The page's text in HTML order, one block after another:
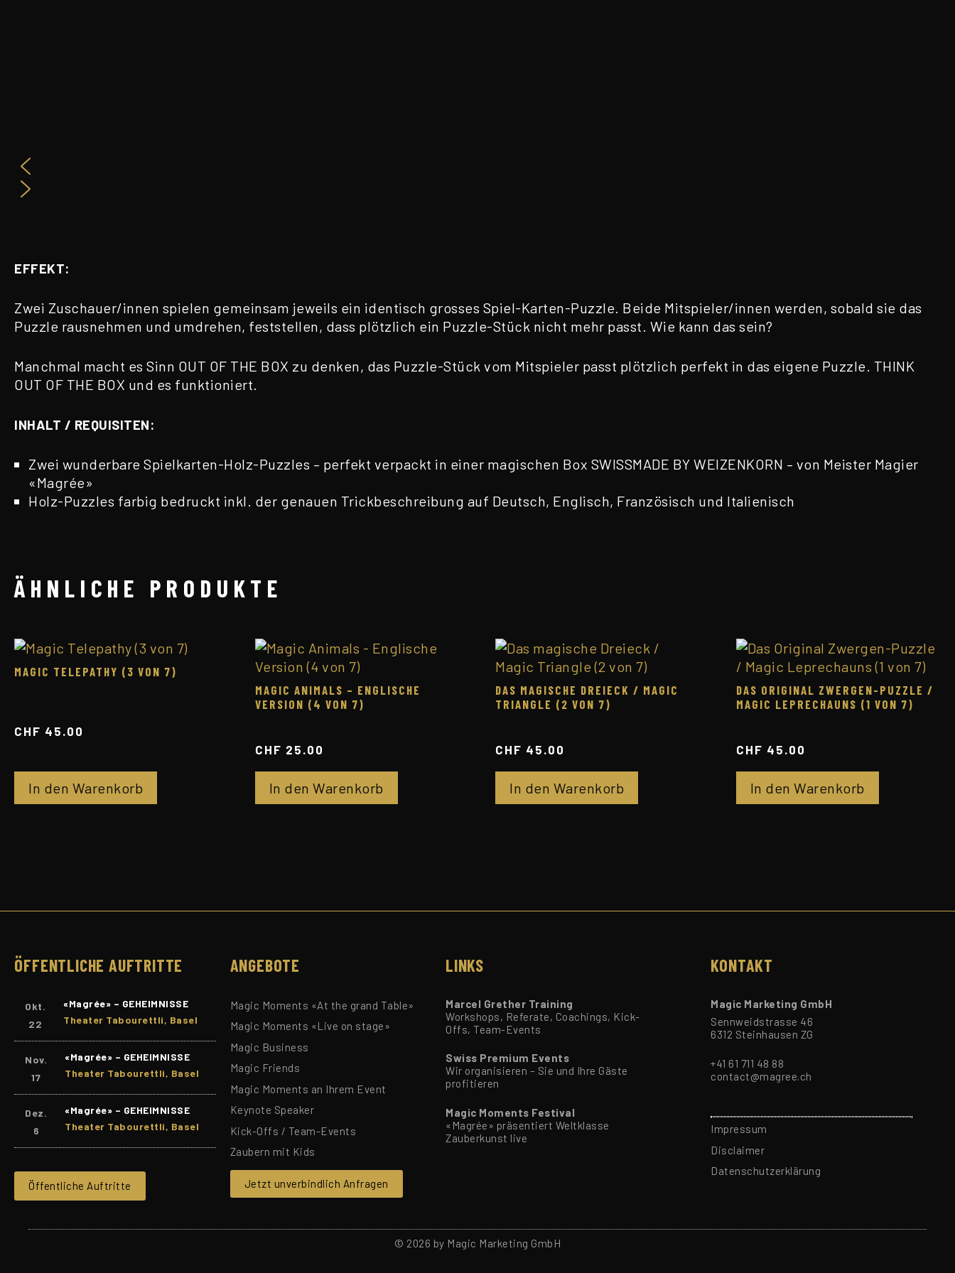
EFFEKT:
Zwei Zuschauer/innen spielen gemeinsam jeweils ein identisch grosses Spiel-Karten-Puzzle. Beide Mitspieler/innen werden, sobald sie das
Puzzle rausnehmen und umdrehen, feststellen, dass plötzlich ein Puzzle-Stück nicht mehr passt. Wie kann das sein?
Manchmal macht es Sinn OUT OF THE BOX zu denken, das Puzzle-Stück vom Mitspieler passt plötzlich perfekt in das eigene Puzzle. THINK
OUT OF THE BOX und es funktioniert.
INHALT / REQUISITEN:
Zwei wunderbare Spielkarten-Holz-Puzzles – perfekt verpackt in einer magischen Box SWISSMADE BY WEIZENKORN – von Meister Magier
«Magrée»
Holz-Puzzles farbig bedruckt inkl. der genauen Trickbeschreibung auf Deutsch, Englisch, Französisch und Italienisch
ÄHNLICHE PRODUKTE
MAGIC TELEPATHY (3 VON 7)
CHF 45.00
In den Warenkorb
MAGIC ANIMALS – ENGLISCHE
VERSION (4 VON 7)
CHF 25.00
In den Warenkorb
DAS MAGISCHE DREIECK / MAGIC
TRIANGLE (2 VON 7)
CHF 45.00
In den Warenkorb
DAS ORIGINAL ZWERGEN-PUZZLE /
MAGIC LEPRECHAUNS (1 VON 7)
CHF 45.00
In den Warenkorb
ÖFFENTLICHE AUFTRITTE
Okt.
22
«Magrée» – GEHEIMNISSE
Theater Tabourettli, Basel
Nov.
17
«Magrée» – GEHEIMNISSE
Theater Tabourettli, Basel
Dez.
6
«Magrée» – GEHEIMNISSE
Theater Tabourettli, Basel
Öffentliche Auftritte
ANGEBOTE
Magic Moments «At the grand Table»
Magic Moments «Live on stage»
Magic Business
Magic Friends
Magic Moments an Ihrem Event
Keynote Speaker
Kick-Offs / Team-Events
Zaubern mit Kids
Jetzt unverbindlich Anfragen
LINKS
Marcel Grether Training
Workshops, Referate, Coachings, Kick-
Offs, Team-Events
Swiss Premium Events
Wir organisieren – Sie und Ihre Gäste
profitieren
Magic Moments Festival
«Magrée» präsentiert Weltklasse
Zauberkunst live
KONTAKT
Magic Marketing GmbH
Sennweidstrasse 46
6312 Steinhausen ZG
+41 61 711 48 88
contact@magree.ch
Impressum
Disclaimer
Datenschutzerklärung
© 2026 by Magic Marketing GmbH